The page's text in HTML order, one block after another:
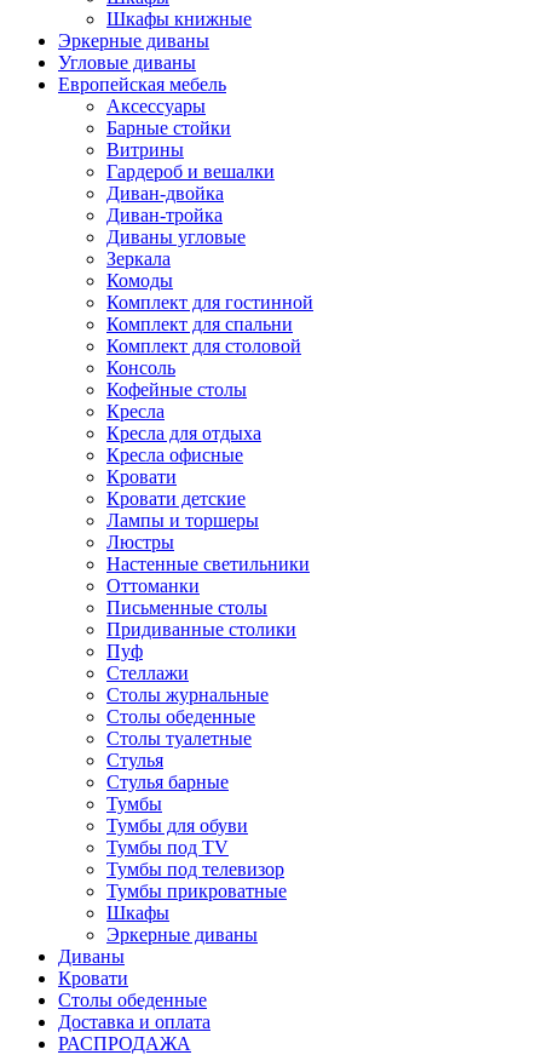
Шкафы книжные
Эркерные диваны
Угловые диваны
Европейская мебель
Аксессуары
Барные стойки
Витрины
Гардероб и вешалки
Диван-двойка
Диван-тройка
Диваны угловые
Зеркала
Комоды
Комплект для гостинной
Комплект для спальни
Комплект для столовой
Консоль
Кофейные столы
Кресла
Кресла для отдыха
Кресла офисные
Кровати
Кровати детские
Лампы и торшеры
Люстры
Настенные светильники
Оттоманки
Письменные столы
Придиванные столики
Пуф
Стеллажи
Столы журнальные
Столы обеденные
Столы туалетные
Стулья
Стулья барные
Тумбы
Тумбы для обуви
Тумбы под TV
Тумбы под телевизор
Тумбы прикроватные
Шкафы
Эркерные диваны
Диваны
Кровати
Столы обеденные
Доставка и оплата
РАСПРОДАЖА